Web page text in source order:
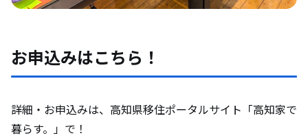
お申込みはこちら！
詳細・お申込みは、高知県移住ポータルサイト「高知家で
暮らす。」で！